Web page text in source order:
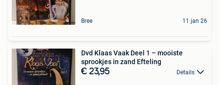
Bree 11 jan 26
Dvd Klaas Vaak Deel 1 – mooiste
sprookjes in zand Efteling
€ 23,95 Details